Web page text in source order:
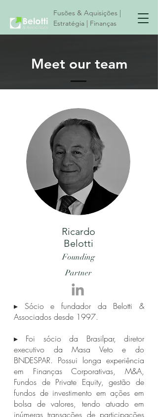
Fusões & Aquisições |
Estratégia | Finanças
Meet our team
Ricardo
Belotti
Founding
Partner
▸ Sócio e fundador da Belotti &
Associados desde 1997.
▸ Foi sócio da Brasilpar, diretor
executivo da Masa Veto e do
BNDESPAR. Possui longa experiência
em Finanças Corporativas, M&A,
Fundos de Private Equity, gestão de
fundos de investimento em ações em
bolsa de valores, tendo atuado em
inúmeras transações de participações